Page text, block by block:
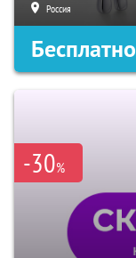
Россия
Бесплатно
-30%